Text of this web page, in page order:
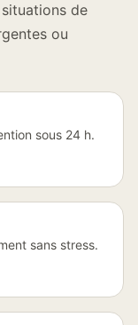
de
ou
sous 24 h.
sans stress.